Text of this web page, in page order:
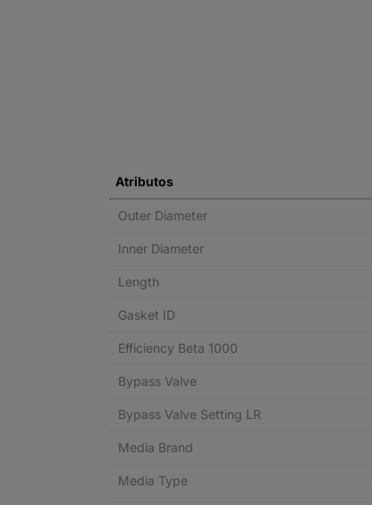
Atributos
Outer Diameter
Inner Diameter
Length
Gasket ID
Efficiency Beta 1000
Bypass Valve
Bypass Valve Setting LR
Media Brand
Media Type